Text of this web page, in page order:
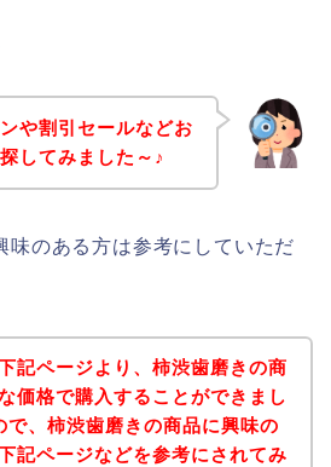
や割引セールなどお
してみました～♪
味のある方は参考にしていただ
記ページより、柿渋歯磨きの商
価格で購入することができまし
で、柿渋歯磨きの商品に興味の
記ページなどを参考にされてみ